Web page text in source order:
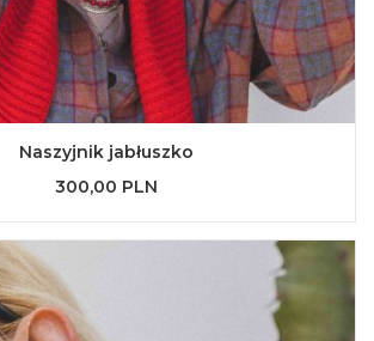
Naszyjnik jabłuszko
300,00 PLN